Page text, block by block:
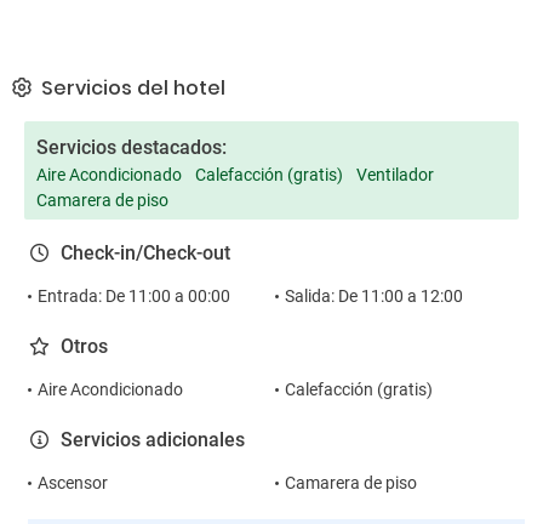
Servicios del hotel
Servicios destacados:
Aire Acondicionado Calefacción (gratis)
Ventilador
Camarera de piso
Check-in/Check-out
Entrada: De 11:00 a 00:00 Salida: De 11:00 a 12:00
Otros
Aire Acondicionado Calefacción (gratis)
Servicios adicionales
Ascensor Camarera de piso